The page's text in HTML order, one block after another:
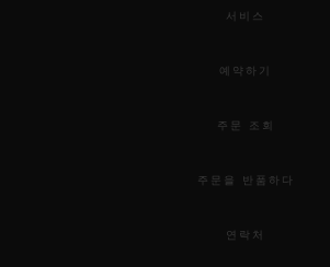
서비스
예약하기
주문 조회
주문을 반품하다
연락처